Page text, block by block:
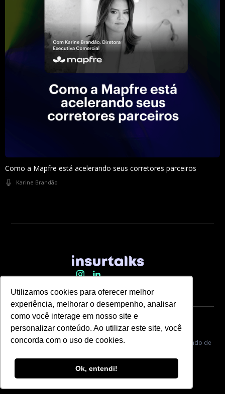
Utilizamos cookies para oferecer melhor
experiência, melhorar o desempenho, analisar
como você interage em nosso site e
personalizar conteúdo. Ao utilizar este site, você
concorda com o uso de cookies.
Ok, entendi!
Como a Mapfre está acelerando seus corretores parceiros
Karine Brandão
Copyright © Segbox | ♡ Feito com muito carinho para o mercado de